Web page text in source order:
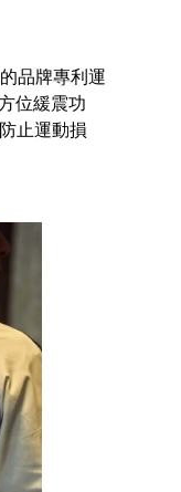
品牌專利運
位緩震功
止運動損